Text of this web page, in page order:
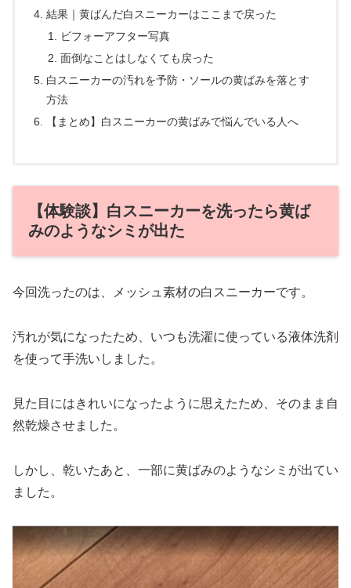
結果｜黄ばんだ白スニーカーはここまで戻った
ビフォーアフター写真
面倒なことはしなくても戻った
白スニーカーの汚れを予防・ソールの黄ばみを落とす
方法
【まとめ】白スニーカーの黄ばみで悩んでいる人へ
【体験談】白スニーカーを洗ったら黄ば
みのようなシミが出た
今回洗ったのは、メッシュ素材の白スニーカーです。
汚れが気になったため、いつも洗濯に使っている液体洗剤
を使って手洗いしました。
見た目にはきれいになったように思えたため、そのまま自
然乾燥させました。
しかし、乾いたあと、一部に黄ばみのようなシミが出てい
ました。